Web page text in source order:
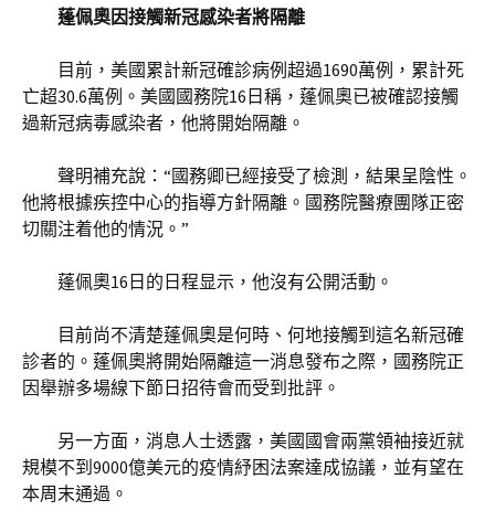
蓬佩奧因接觸新冠感染者將隔離
目前，美國累計新冠確診病例超過1690萬例，累計死
亡超30.6萬例。美國國務院16日稱，蓬佩奧已被確認接觸
過新冠病毒感染者，他將開始隔離。
聲明補充說：“國務卿已經接受了檢測，結果呈陰性。
他將根據疾控中心的指導方針隔離。國務院醫療團隊正密
切關注着他的情況。”
蓬佩奧16日的日程显示，他沒有公開活動。
目前尚不清楚蓬佩奧是何時、何地接觸到這名新冠確
診者的。蓬佩奧將開始隔離這一消息發布之際，國務院正
因舉辦多場線下節日招待會而受到批評。
另一方面，消息人士透露，美國國會兩黨領袖接近就
規模不到9000億美元的疫情紓困法案達成協議，並有望在
本周末通過。